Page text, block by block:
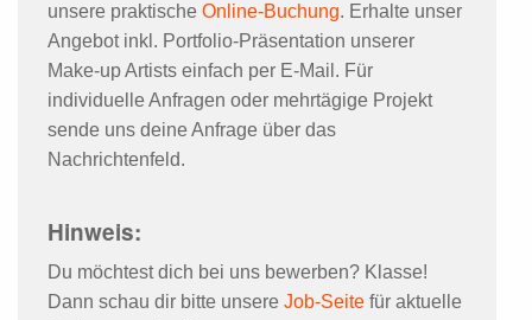
unsere praktische Online-Buchung. Erhalte unser
Angebot inkl. Portfolio-Präsentation unserer
Make-up Artists einfach per E-Mail. Für
individuelle Anfragen oder mehrtägige Projekt
sende uns deine Anfrage über das
Nachrichtenfeld.
Hinweis:
Du möchtest dich bei uns bewerben? Klasse!
Dann schau dir bitte unsere Job-Seite für aktuelle